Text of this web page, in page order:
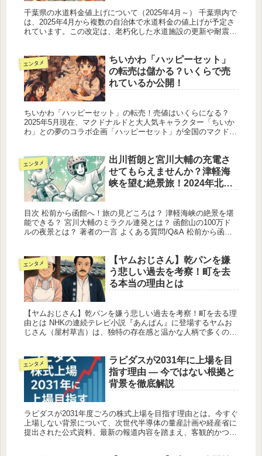
千葉県の水道料金値上げについて（2025年4月～） 千葉県内で
は、2025年4月から複数の自治体で水道料金の値上げが予定さ
れています。この改定は、老朽化した水道施設の更新や耐震
エンタメ
ちいかわ「ハッピーセット」
の転売は儲かる？いくらで売
れているか公開！
ちいかわ「ハッピーセット」の転売！売値はいくらになる？
2025年5月現在、マクドナルドと大人気キャラクター「ちいか
わ」との夢のコラボ企画「ハッピーセット」が全国のマクドナ
エンタメ
出川哲朗と宮川大輔の充電さ
せてもらえませんか？津軽海
峡を望む絶景旅！2024年北海
目次 松前から函館へ！旅の見どころは？ 津軽海峡の絶景を堪
能できる？ 宮川大輔のミラクル連発とは？ 函館山の100万ド
ルの夜景とは？ 著者の一言 よくある質問/Q&A 松前から函館
エンタメ
【ヤムおじさん】乾パンを嫌
う悲しい過去を考察！町を去
る本当の理由とは
【ヤムおじさん】乾パンを嫌う悲しい過去を考察！町を去る理
由とは NHKの連続テレビ小説『あんぱん』に登場するヤムお
じさん（屋村草吉）は、独特の存在感と温かな人柄で多くの視
エンタメ
ラピダスが2031年に上場を目
指す理由 ― 今ではない根拠と
背景を徹底解説
ラピダスが2031年度ごろの株式上場を目指す理由とは。今すぐ
上場しない背景について、次世代半導体の量産計画や経産省に
提出された公式資料、最新の報道内容を踏まえ、客観的かつ事